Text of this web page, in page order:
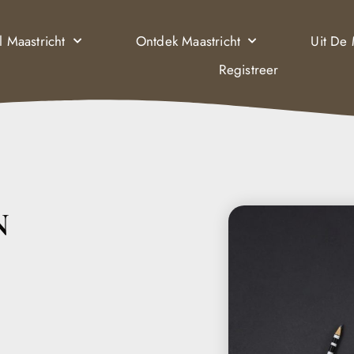
Maastricht Ontdek Maastricht
Uit De
Registreer